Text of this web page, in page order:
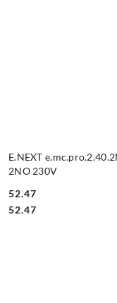
E.NEXT
2NO 230V
Cena:
52.47
Cena:
52.47